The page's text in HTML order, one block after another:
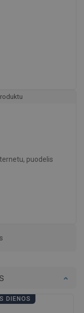
puodelis
DIENOS